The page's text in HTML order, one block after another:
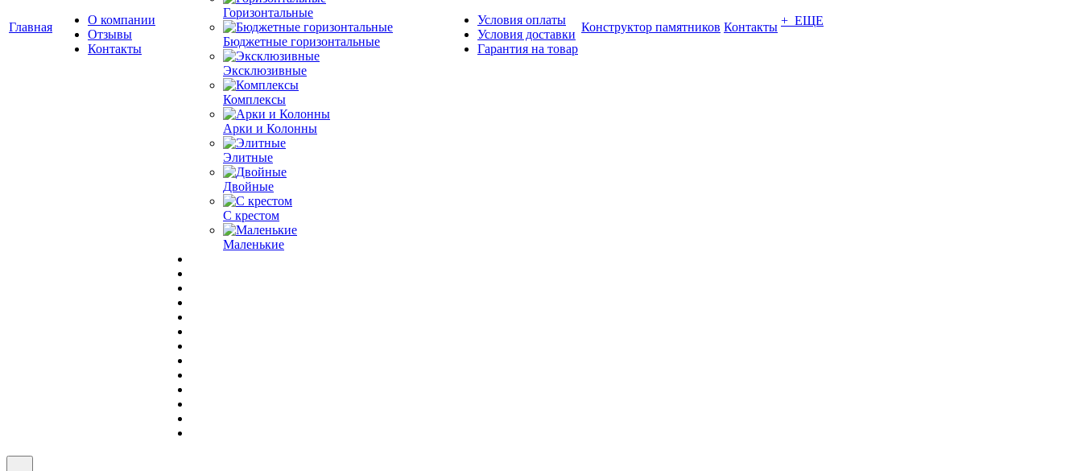
Главная
О компании
Отзывы
Контакты
Горизонтальные
Бюджетные горизонтальные
Эксклюзивные
Комплексы
Арки и Колонны
Элитные
Двойные
С крестом
Маленькие
Условия оплаты
Условия доставки
Гарантия на товар
Конструктор памятников Контакты + ЕЩЕ